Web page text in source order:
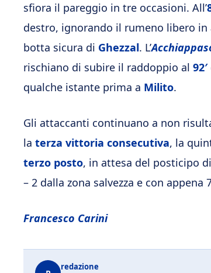
sfiora il pareggio in tre occasioni. All’
destro, ignorando il rumeno libero
botta sicura di Ghezzal. L’
rischiano di subire il raddoppio al 92′
qualche istante prima a Milito.
Gli attaccanti continuano a non
la terza vittoria consecutiva, la
terzo posto, in attesa del posticipo
– 2 dalla zona salvezza e con appena
Francesco Carini
redazione